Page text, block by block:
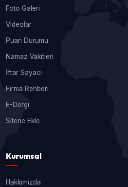
Foto Galeri
Videolar
Puan Durumu
Namaz Vakitleri
İftar Sayacı
Firma Rehberi
E-Dergi
Sitene Ekle
Kurumsal
Hakkımızda